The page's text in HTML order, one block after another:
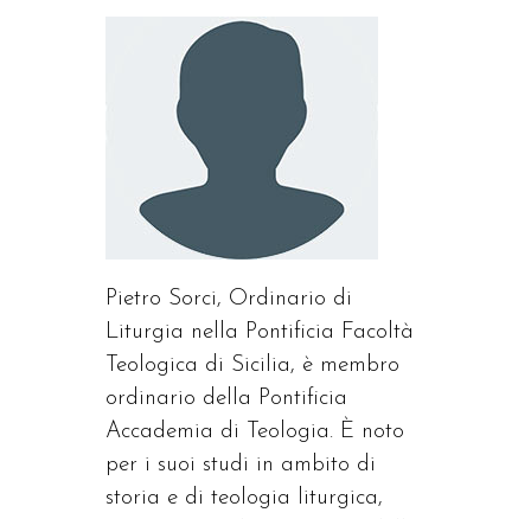
Pietro Sorci, Ordinario di
Liturgia nella Pontificia Facoltà
Teologica di Sicilia, è membro
ordinario della Pontificia
Accademia di Teologia. È noto
per i suoi studi in ambito di
storia e di teologia liturgica,